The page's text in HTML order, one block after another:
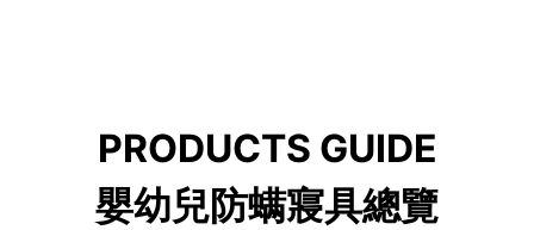
PRODUCTS GUIDE
嬰幼兒防螨寢具總覽